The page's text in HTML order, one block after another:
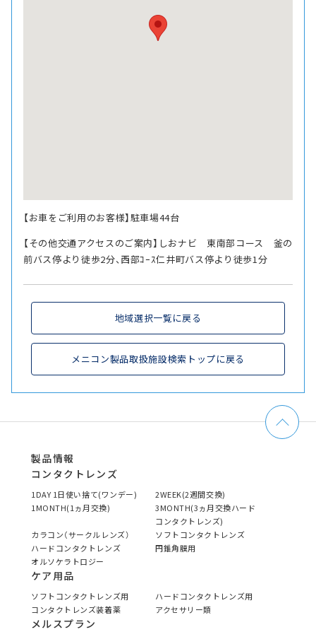
【お車をご利用のお客様】駐車場44台
【その他交通アクセスのご案内】しおナビ 東南部コース 釜の
前バス停より徒歩2分、西部ｺｰｽ仁井町バス停より徒歩1分
地域選択一覧に戻る
メニコン製品取扱施設検索トップに戻る
製品情報
コンタクトレンズ
1DAY 1日使い捨て(ワンデー)
2WEEK(2週間交換)
1MONTH(1ヵ月交換)
3MONTH(3ヵ月交換ハード
コンタクトレンズ)
カラコン（サークルレンズ）
ソフトコンタクトレンズ
ハードコンタクトレンズ
円錐角膜用
オルソケラトロジー
ケア用品
ソフトコンタクトレンズ用
ハードコンタクトレンズ用
コンタクトレンズ装着薬
アクセサリー類
メルスプラン